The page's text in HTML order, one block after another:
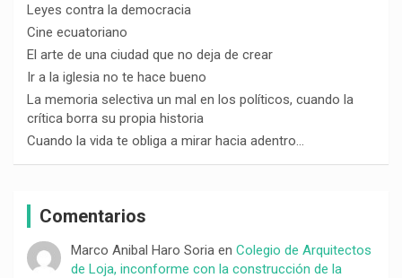
Leyes contra la democracia
Cine ecuatoriano
El arte de una ciudad que no deja de crear
Ir a la iglesia no te hace bueno
La memoria selectiva un mal en los políticos, cuando la
crítica borra su propia historia
Cuando la vida te obliga a mirar hacia adentro…
Comentarios
Marco Anibal Haro Soriaen Colegio de Arquitectos
de Loja, inconforme con la construcción de la